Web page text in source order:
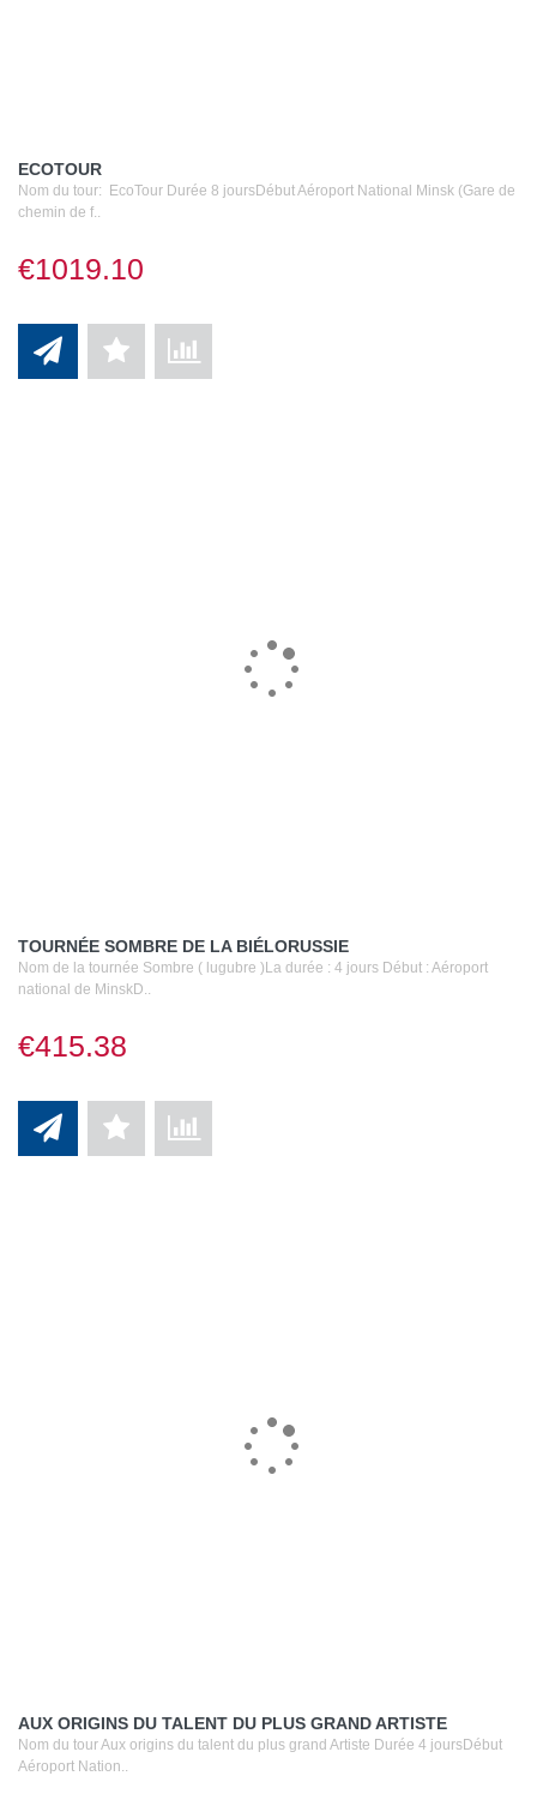
ECOTOUR
Nom du tour: EcoTour Durée 8 joursDébut Aéroport National Minsk (Gare de
chemin de f..
€1019.10
TOURNÉE SOMBRE DE LA BIÉLORUSSIE
Nom de la tournée Sombre ( lugubre )La durée : 4 jours Début : Aéroport
national de MinskD..
€415.38
AUX ORIGINS DU TALENT DU PLUS GRAND ARTISTE
Nom du tour Aux origins du talent du plus grand Artiste Durée 4 joursDébut
Aéroport Nation..